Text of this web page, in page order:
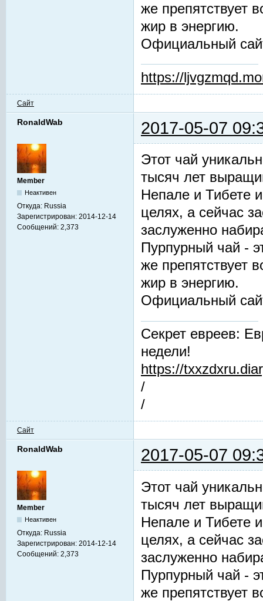
же препятствует
жир в энергию.
Официальный
https://
Сайт
RonaldWab 2017-05-07
Member
Неактивен
Откуда: Russia
Зарегистрирован: 2014-12-14
Сообщений: 2,373
Этот чай
тысяч лет
Непале и Тибете
целях, а сейчас
заслуженно
Пурпурный чай -
же препятствует
жир в энергию.
Официальный
Секрет евреев:
недели!
https://
/
/
Сайт
RonaldWab 2017-05-07
Member
Неактивен
Откуда: Russia
Зарегистрирован: 2014-12-14
Сообщений: 2,373
Этот чай
тысяч лет
Непале и Тибете
целях, а сейчас
заслуженно
Пурпурный чай -
же препятствует